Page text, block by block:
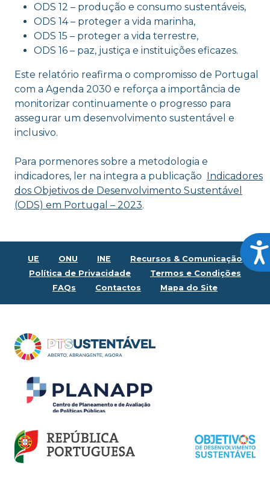
ODS 12 – produção e consumo sustentáveis,
ODS 14 – proteger a vida marinha,
ODS 15 – proteger a vida terrestre,
ODS 16 – paz, justiça e instituições eficazes.
Este relatório reafirma o compromisso de Portugal
com a Agenda 2030 e reforça a importância de
monitorizar continuamente o progresso para
assegurar um desenvolvimento sustentável e
inclusivo.
Para pormenores sobre a metodologia e
indicadores, ler na integra a publicação Indicadores
dos Objetivos de Desenvolvimento Sustentável
(ODS) em Portugal – 2023.
UE ONU INE
Recursos & Comunicação
Política de Privacidade
Termos e Condições
FAQs
Contactos Mapa do Site